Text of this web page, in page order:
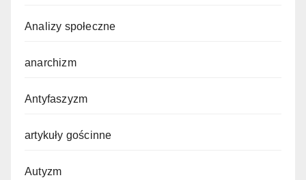
Analizy społeczne
anarchizm
Antyfaszyzm
artykuły gościnne
Autyzm